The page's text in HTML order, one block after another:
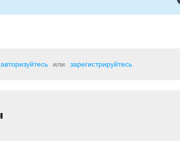
авторизуйтесь или зарегистрируйтесь